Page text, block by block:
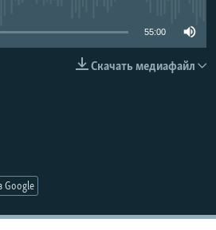
55:00
Скачать медиафайл
Google